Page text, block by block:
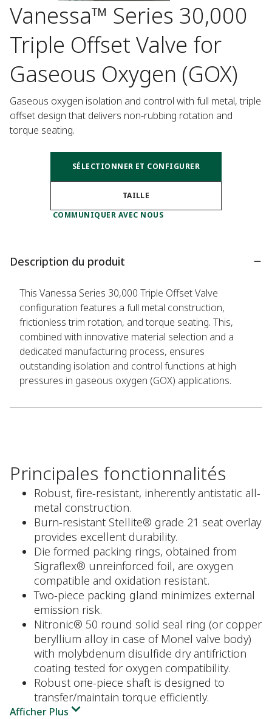
Vanessa™ Series 30,000
Triple Offset Valve for
Gaseous Oxygen (GOX)
Gaseous oxygen isolation and control with full metal, triple
offset design that delivers non-rubbing rotation and
torque seating.
SÉLECTIONNER ET CONFIGURER
TAILLE
COMMUNIQUER AVEC NOUS
Description du produit
This Vanessa Series 30,000 Triple Offset Valve
configuration features a full metal construction,
frictionless trim rotation, and torque seating. This,
combined with innovative material selection and a
dedicated manufacturing process, ensures
outstanding isolation and control functions at high
pressures in gaseous oxygen (GOX) applications.
Principales fonctionnalités
Robust, fire-resistant, inherently antistatic all-
metal construction.
Burn-resistant Stellite® grade 21 seat overlay
provides excellent durability.
Die formed packing rings, obtained from
Sigraflex® unreinforced foil, are oxygen
compatible and oxidation resistant.
Two-piece packing gland minimizes external
emission risk.
Nitronic® 50 round solid seal ring (or copper
beryllium alloy in case of Monel valve body)
with molybdenum disulfide dry antifriction
coating tested for oxygen compatibility.
Robust one-piece shaft is designed to
transfer/maintain torque efficiently.
Afficher Plus